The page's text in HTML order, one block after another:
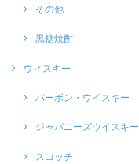
その他
黒糖焼酎
ウィスキー
バーボン・ウイスキー
ジャパニーズウイスキー
スコッチ